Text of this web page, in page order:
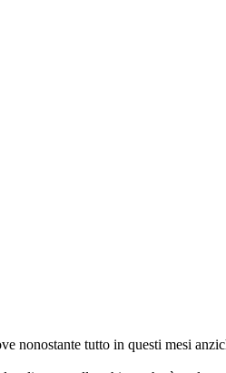
nonostante tutto in questi mesi